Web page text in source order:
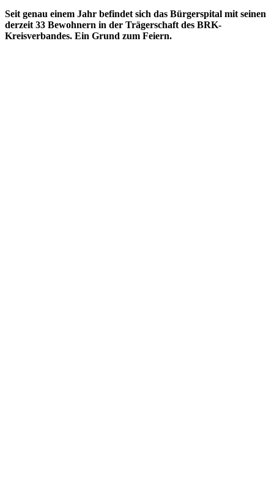
Seit genau einem Jahr befindet sich das Bürgerspital mit seinen
derzeit 33 Bewohnern in der Trägerschaft des BRK-
Kreisverbandes. Ein Grund zum Feiern.